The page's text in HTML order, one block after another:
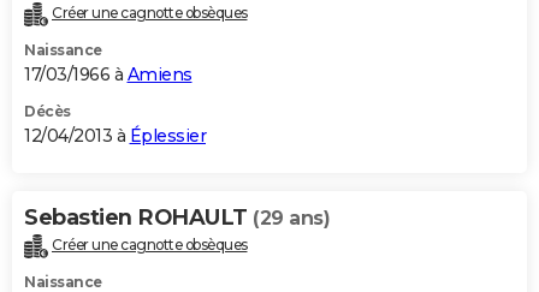
Créer une cagnotte obsèques
Naissance
17/03/1966 à Amiens
Décès
12/04/2013 à Éplessier
Sebastien ROHAULT (29 ans)
Créer une cagnotte obsèques
Naissance